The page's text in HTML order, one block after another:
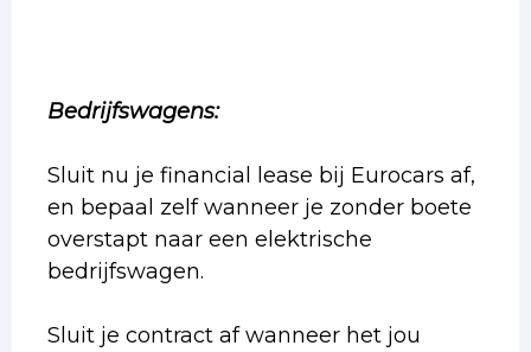
Bedrijfswagens:
Sluit nu je financial lease bij Eurocars af,
en bepaal zelf wanneer je zonder boete
overstapt naar een elektrische
bedrijfswagen.
Sluit je contract af wanneer het jou